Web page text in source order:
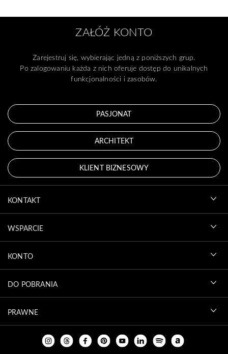
ZAŁÓŻ KONTO
Zarejestruj się, wybierając jedną z poniższych grup.
Po zalogowaniu każda z nich oferuje dostęp do unikalnych
funkcjonalności i zasobów.
PASJONAT
ARCHITEKT
KLIENT BIZNESOWY
KONTAKT
WSPARCIE
KONTO
DO POBRANIA
PRAWNE